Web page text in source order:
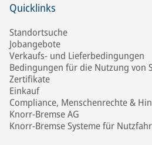
Quicklinks
Standortsuche
Jobangebote
Verkaufs- und Lieferbedingungen
Bedingungen für die Nutzung von
Zertifikate
Einkauf
Compliance, Menschenrechte &
Knorr-Bremse AG
Knorr-Bremse Systeme für